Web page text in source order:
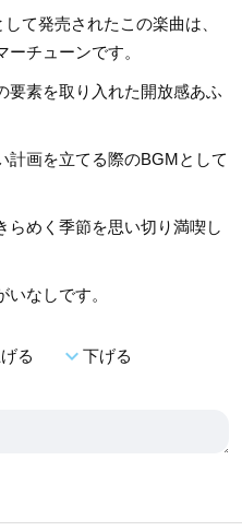
て発売されたこの楽曲は、
チューンです。
要素を取り入れた開放感あふ
計画を立てる際のBGMとして
らめく季節を思い切り満喫し
なしです。
る expand_more下げる